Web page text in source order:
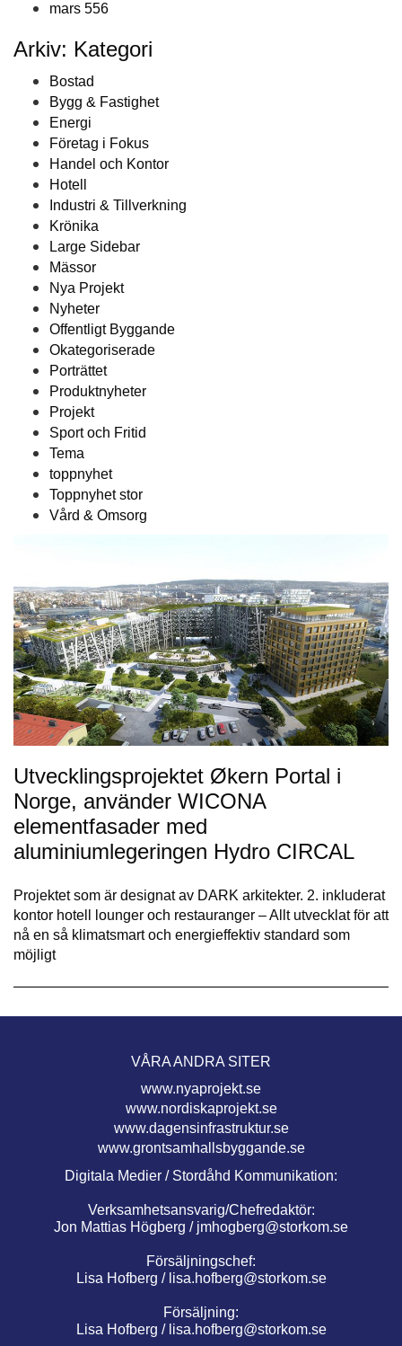
mars 556
Arkiv: Kategori
Bostad
Bygg & Fastighet
Energi
Företag i Fokus
Handel och Kontor
Hotell
Industri & Tillverkning
Krönika
Large Sidebar
Mässor
Nya Projekt
Nyheter
Offentligt Byggande
Okategoriserade
Porträttet
Produktnyheter
Projekt
Sport och Fritid
Tema
toppnyhet
Toppnyhet stor
Vård & Omsorg
Utvecklingsprojektet Økern Portal i
Norge, använder WICONA
elementfasader med
aluminiumlegeringen Hydro CIRCAL
Projektet som är designat av DARK arkitekter. 2. inkluderat
kontor hotell lounger och restauranger – Allt utvecklat för att
nå en så klimatsmart och energieffektiv standard som
möjligt
VÅRA ANDRA SITER
www.nyaprojekt.se
www.nordiskaprojekt.se
www.dagensinfrastruktur.se
www.grontsamhallsbyggande.se
Digitala Medier / Stordåhd Kommunikation:
Verksamhetsansvarig/Chefredaktör:
Jon Mattias Högberg / jmhogberg@storkom.se
Försäljningschef:
Lisa Hofberg / lisa.hofberg@storkom.se
Försäljning:
Lisa Hofberg / lisa.hofberg@storkom.se